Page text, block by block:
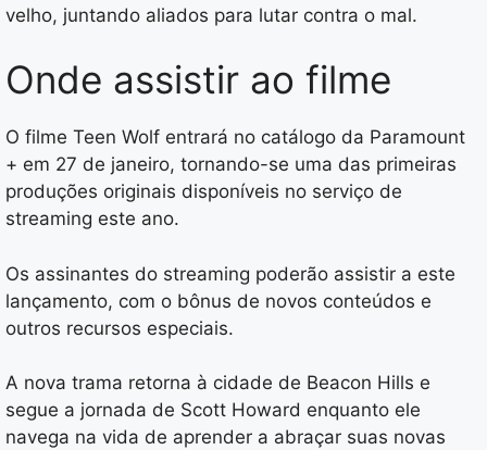
velho, juntando aliados para lutar contra o mal.
Onde assistir ao filme
O filme Teen Wolf entrará no catálogo da Paramount
+ em 27 de janeiro, tornando-se uma das primeiras
produções originais disponíveis no serviço de
streaming este ano.
Os assinantes do streaming poderão assistir a este
lançamento, com o bônus de novos conteúdos e
outros recursos especiais.
A nova trama retorna à cidade de Beacon Hills e
segue a jornada de Scott Howard enquanto ele
navega na vida de aprender a abraçar suas novas